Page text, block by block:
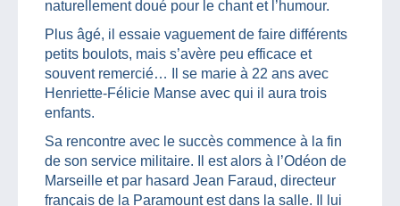
naturellement doué pour le chant et l’humour.
Plus âgé, il essaie vaguement de faire différents
petits boulots, mais s’avère peu efficace et
souvent remercié… Il se marie à 22 ans avec
Henriette-Félicie Manse avec qui il aura trois
enfants.
Sa rencontre avec le succès commence à la fin
de son service militaire. Il est alors à l’Odéon de
Marseille et par hasard Jean Faraud, directeur
français de la Paramount est dans la salle. Il lui